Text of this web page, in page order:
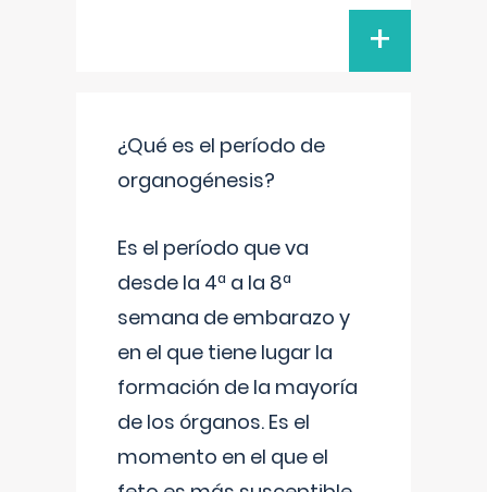
+
¿Qué es el período de
organogénesis?
Es el período que va
desde la 4ª a la 8ª
semana de embarazo y
en el que tiene lugar la
formación de la mayoría
de los órganos. Es el
momento en el que el